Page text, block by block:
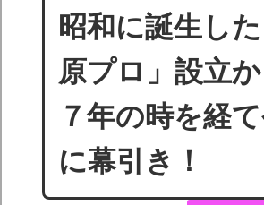
昭和に誕生し
原プロ」設立
７年の時を経
に幕引き！